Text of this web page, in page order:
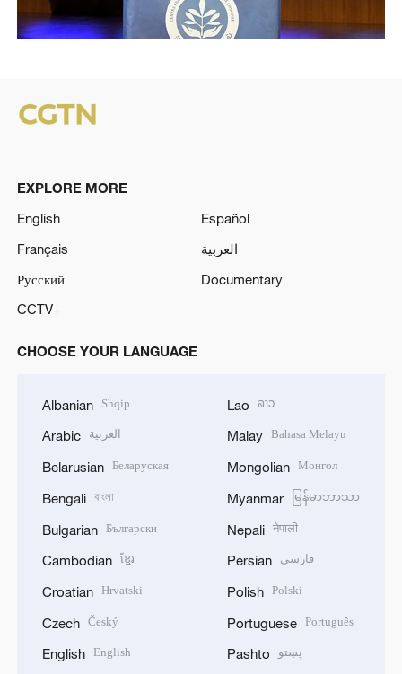
EXPLORE MORE
English
Español
Français
العربية
Русский
Documentary
CCTV+
CHOOSE YOUR LANGUAGE
Albanian Shqip
Arabic العربية
Belarusian Беларуская
Bengali বাংলা
Bulgarian Български
Cambodian ខ្មែរ
Croatian Hrvatski
Czech Český
English English
Lao ລາວ
Malay Bahasa Melayu
Mongolian Монгол
Myanmar မြန်မာဘာသာ
Nepali नेपाली
Persian فارسی
Polish Polski
Portuguese Português
Pashto پښتو